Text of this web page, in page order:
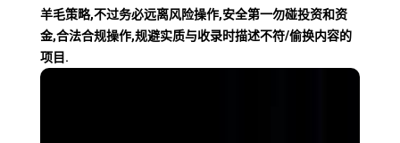
羊毛策略,不过务必远离风险操作,安全第一勿碰投资和资
金,合法合规操作,规避实质与收录时描述不符/偷换内容的
项目.